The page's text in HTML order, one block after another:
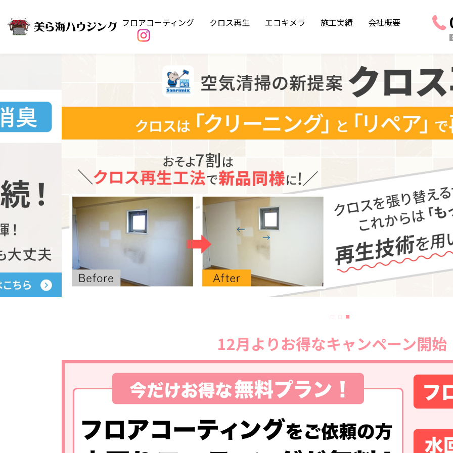
フロアコーティング クロス再生 エコキメラ 施工実績 会社概要
12月よりお得なキャンペーン開始